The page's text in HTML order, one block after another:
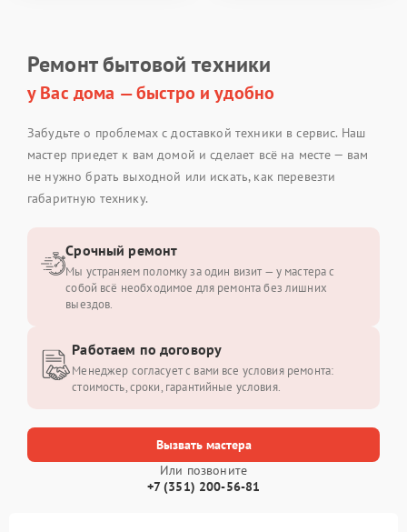
Ремонт бытовой техники
у Вас дома — быстро и удобно
Забудьте о проблемах с доставкой техники в сервис. Наш
мастер приедет к вам домой и сделает всё на месте — вам
не нужно брать выходной или искать, как перевезти
габаритную технику.
Вызвать мастера
Или позвоните
+7 (351) 200-56-81
Срочный ремонт
Мы устраняем поломку за один визит — у мастера с
собой всё необходимое для ремонта без лишних
выездов.
Работаем по договору
Менеджер согласует с вами все условия ремонта:
стоимость, сроки, гарантийные условия.